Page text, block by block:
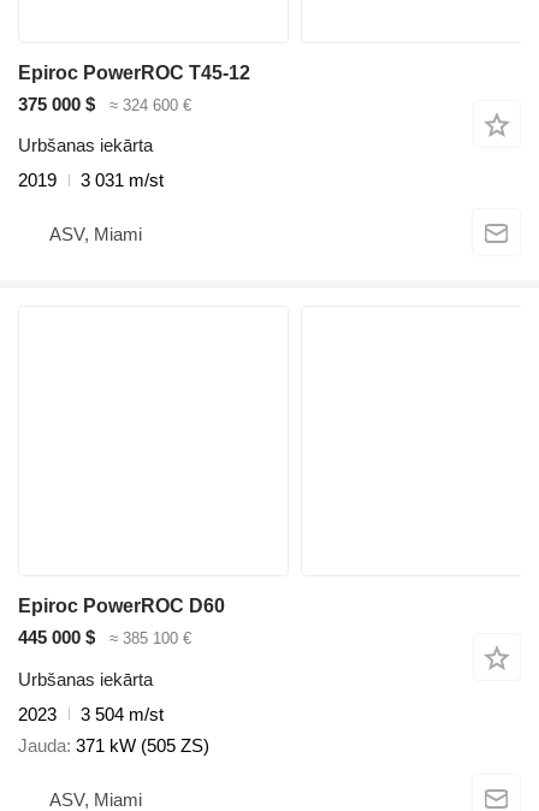
Epiroc PowerROC T45-12
375 000 $
≈ 324 600 €
Urbšanas iekārta
2019
3 031 m/st
ASV, Miami
Epiroc PowerROC D60
445 000 $
≈ 385 100 €
Urbšanas iekārta
2023
3 504 m/st
Jauda 371 kW (505 ZS)
ASV, Miami